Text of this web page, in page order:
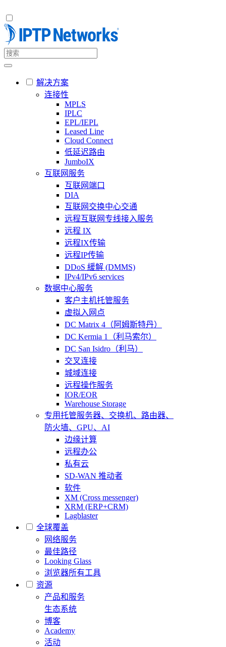
解决方案
连接性
MPLS
IPLC
EPL/IEPL
Leased Line
Cloud Connect
低延迟路由
JumboIX
互联网服务
互联网端口
DIA
互联网交换中心交通
远程互联网专线接入服务
远程 IX
远程IX传输
远程IP传输
DDoS 緩解 (DMMS)
IPv4/IPv6 services
数据中心服务
客户主机托管服务
虚拟入网点
DC Matrix 4（阿姆斯特丹）
DC Kermia 1（利马索尔）
DC San Isidro（利马）
交叉连接
城域连接
远程操作服务
IOR/EOR
Warehouse Storage
专用托管服务器、交换机、路由器、
防火墙、GPU、AI
边缘计算
远程办公
私有云
SD-WAN 推动者
软件
XM (Cross messenger)
XRM (ERP+CRM)
Lagblaster
全球覆盖
网络服务
最佳路径
Looking Glass
浏览器所有工具
资源
产品和服务
生态系统
博客
Academy
活动